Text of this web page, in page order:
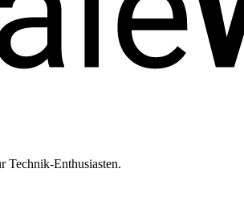
Technik-Enthusiasten.